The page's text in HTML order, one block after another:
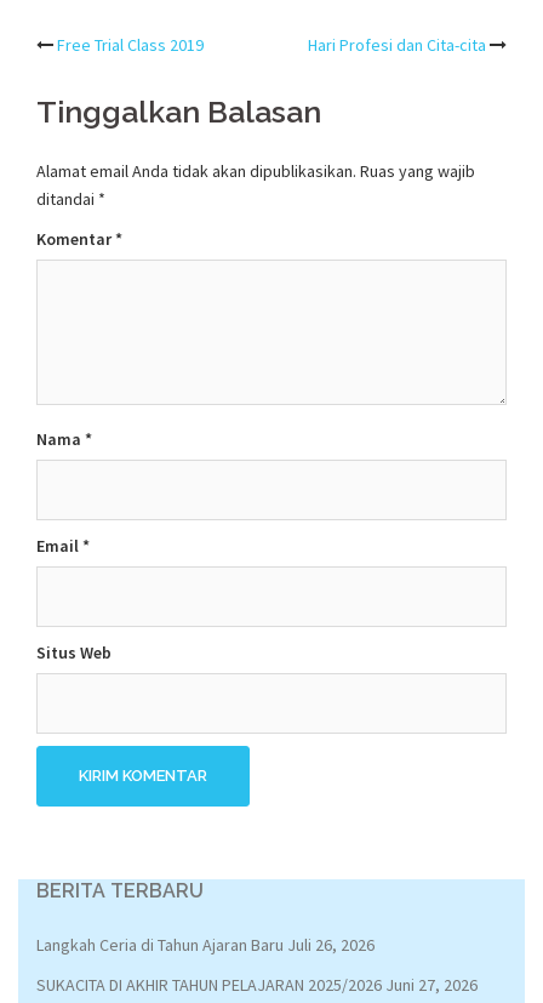
Post
navigation
Free Trial Class 2019 Hari Profesi dan Cita-cita
Tinggalkan Balasan
Alamat email Anda tidak akan dipublikasikan. Ruas yang wajib
ditandai *
Komentar*
Nama *
Email*
Situs Web
BERITA TERBARU
Langkah Ceria di Tahun Ajaran Baru Juli 26, 2026
SUKACITA DI AKHIR TAHUN PELAJARAN 2025/2026 Juni 27, 2026